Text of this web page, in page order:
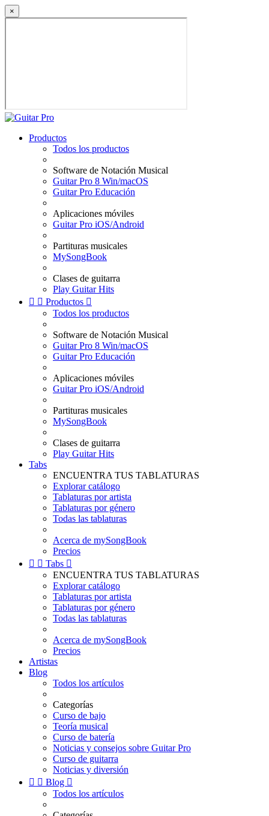
×
Productos
Todos los productos
Software de Notación Musical
Guitar Pro 8 Win/macOS
Guitar Pro Educación
Aplicaciones móviles
Guitar Pro iOS/Android
Partituras musicales
MySongBook
Clases de guitarra
Play Guitar Hits
  Productos 
Todos los productos
Software de Notación Musical
Guitar Pro 8 Win/macOS
Guitar Pro Educación
Aplicaciones móviles
Guitar Pro iOS/Android
Partituras musicales
MySongBook
Clases de guitarra
Play Guitar Hits
Tabs
ENCUENTRA TUS TABLATURAS
Explorar catálogo
Tablaturas por artista
Tablaturas por género
Todas las tablaturas
Acerca de mySongBook
Precios
  Tabs 
ENCUENTRA TUS TABLATURAS
Explorar catálogo
Tablaturas por artista
Tablaturas por género
Todas las tablaturas
Acerca de mySongBook
Precios
Artistas
Blog
Todos los artículos
Categorías
Curso de bajo
Teoría musical
Curso de batería
Noticias y consejos sobre Guitar Pro
Curso de guitarra
Noticias y diversión
  Blog 
Todos los artículos